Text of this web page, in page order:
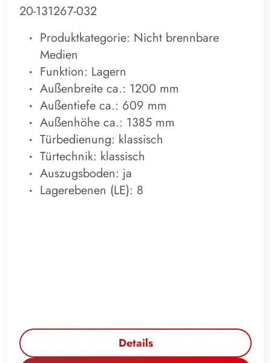
20-131267-032
Produktkategorie: Nicht brennbare
Medien
Funktion: Lagern
Außenbreite ca.: 1200 mm
Außentiefe ca.: 609 mm
Außenhöhe ca.: 1385 mm
Türbedienung: klassisch
Türtechnik: klassisch
Auszugsboden: ja
Lagerebenen (LE): 8
Details